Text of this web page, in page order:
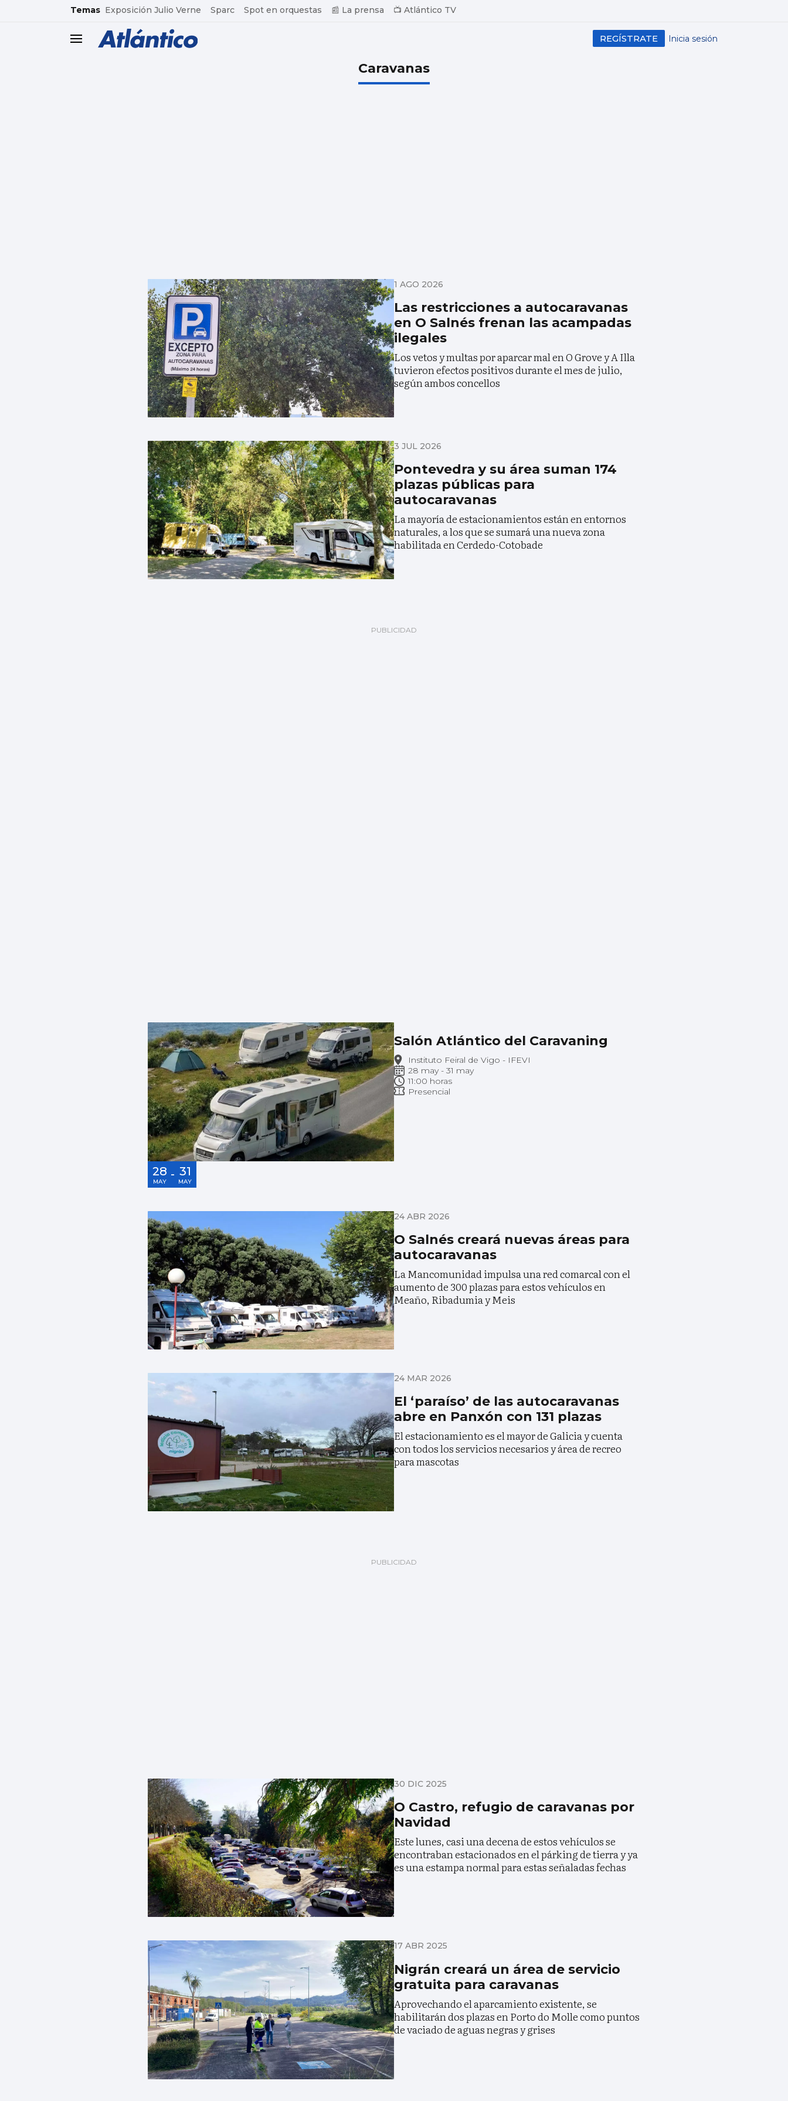
common.go-to-content
Temas Exposición Julio Verne Sparc Spot en orquestas 📰 La prensa 📺 Atlántico TV
header.menu.open Inicia sesión
REGÍSTRATE
Caravanas
1 AGO 2026
Las restricciones a autocaravanas
en O Salnés frenan las acampadas
ilegales
Los vetos y multas por aparcar mal en O Grove y A Illa
tuvieron efectos positivos durante el mes de julio,
según ambos concellos
3 JUL 2026
Pontevedra y su área suman 174
plazas públicas para
autocaravanas
La mayoría de estacionamientos están en entornos
naturales, a los que se sumará una nueva zona
habilitada en Cerdedo-Cotobade
28
MAY - 31
MAY
Salón Atlántico del Caravaning
Instituto Feiral de Vigo - IFEVI
28 may - 31 may
11:00 horas
Presencial
24 ABR 2026
O Salnés creará nuevas áreas para
autocaravanas
La Mancomunidad impulsa una red comarcal con el
aumento de 300 plazas para estos vehículos en
Meaño, Ribadumia y Meis
24 MAR 2026
El ‘paraíso’ de las autocaravanas
abre en Panxón con 131 plazas
El estacionamiento es el mayor de Galicia y cuenta
con todos los servicios necesarios y área de recreo
para mascotas
30 DIC 2025
O Castro, refugio de caravanas por
Navidad
Este lunes, casi una decena de estos vehículos se
encontraban estacionados en el párking de tierra y ya
es una estampa normal para estas señaladas fechas
17 ABR 2025
Nigrán creará un área de servicio
gratuita para caravanas
Aprovechando el aparcamiento existente, se
habilitarán dos plazas en Porto do Molle como puntos
de vaciado de aguas negras y grises